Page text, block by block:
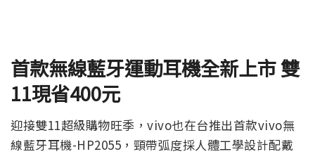
首款無線藍牙運動耳機全新上市 雙
11現省400元
迎接雙11超級購物旺季，vivo也在台推出首款vivo無
線藍牙耳機-HP2055，頸帶弧度採人體工學設計配戴